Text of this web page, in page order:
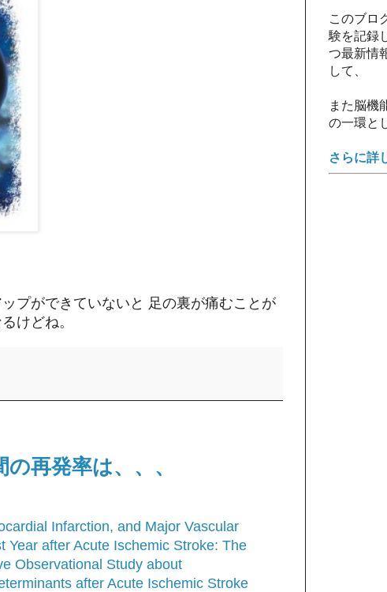
プができていないと 足の裏が痛むことが
けどね。
再発率は、、、
Infarction, and Major Vascular
Year after Acute Ischemic Stroke: The
Observational Study about
after Acute Ischemic Stroke
このブロ
験を記録
つ最新情
して、
また脳機
の一環と
さらに詳